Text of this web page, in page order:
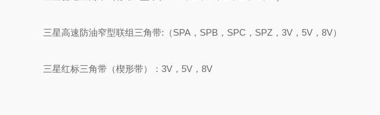
三星高速防油窄型联组三角带: （SPA，SPB，SPC，SPZ，3V，5V，8V）
三星红标三角带（楔形带）：3V，5V，8V